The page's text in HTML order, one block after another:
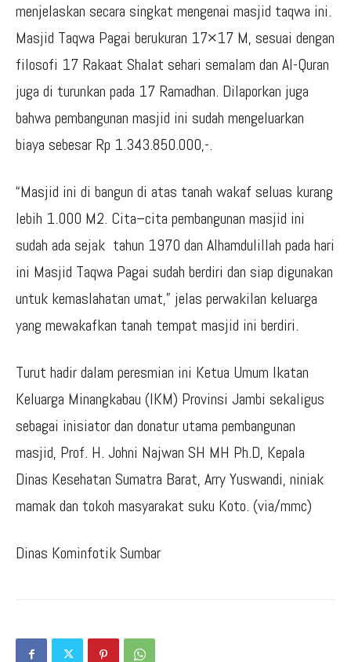
menjelaskan secara singkat mengenai masjid taqwa ini.
Masjid Taqwa Pagai berukuran 17×17 M, sesuai dengan
filosofi 17 Rakaat Shalat sehari semalam dan Al-Quran
juga di turunkan pada 17 Ramadhan. Dilaporkan juga
bahwa pembangunan masjid ini sudah mengeluarkan
biaya sebesar Rp 1.343.850.000,-.
“Masjid ini di bangun di atas tanah wakaf seluas kurang
lebih 1.000 M2. Cita–cita pembangunan masjid ini
sudah ada sejak tahun 1970 dan Alhamdulillah pada hari
ini Masjid Taqwa Pagai sudah berdiri dan siap digunakan
untuk kemaslahatan umat,” jelas perwakilan keluarga
yang mewakafkan tanah tempat masjid ini berdiri.
Turut hadir dalam peresmian ini Ketua Umum Ikatan
Keluarga Minangkabau (IKM) Provinsi Jambi sekaligus
sebagai inisiator dan donatur utama pembangunan
masjid, Prof. H. Johni Najwan SH MH Ph.D, Kepala
Dinas Kesehatan Sumatra Barat, Arry Yuswandi, niniak
mamak dan tokoh masyarakat suku Koto. (via/mmc)
Dinas Kominfotik Sumbar